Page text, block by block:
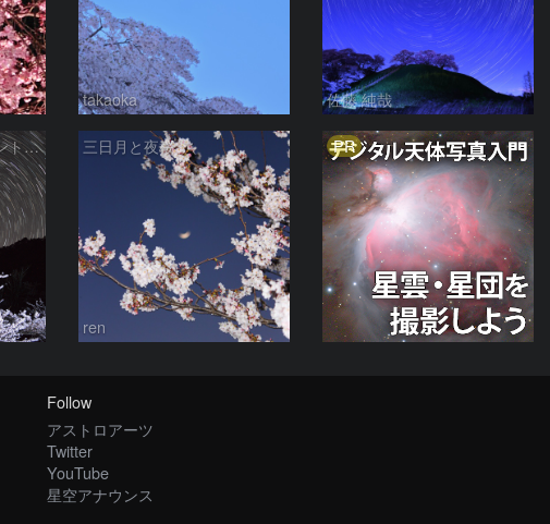
takaoka 佐藤 純哉
4月9日翠波高原のワシントン桜と日周運動 三日月と夜桜
ren
PR
Follow
アストロアーツ
Twitter
YouTube
星空アナウンス